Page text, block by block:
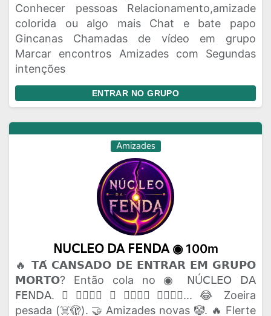
Conhecer pessoas Relacionamento,amizade
colorida ou algo mais Chat e bate papo
Gincanas Chamadas de vídeo em grupo
Marcar encontros Amizades com Segundas
intenções
ENTRAR NO GRUPO
Amizades
𝖭𝖴𝖢𝖫𝖤𝖮 𝖣𝖠 𝖥𝖤𝖭𝖣𝖠 ◉ 100m
🔥 𝗧𝗔́ 𝗖𝗔𝗡𝗦𝗔𝗗𝗢 𝗗𝗘 𝗘𝗡𝗧𝗥𝗔𝗥 𝗘𝗠 𝗚𝗥𝗨𝗣𝗢
𝗠𝗢𝗥𝗧𝗢? Então cola no ◉ 𝖭Ú𝖢𝖫𝖤𝖮 𝖣𝖠
𝖥𝖤𝖭𝖣𝖠. 🫟 𝗔𝗤𝗨𝗜 𝗢 𝗣𝗔𝗣𝗢 𝗙𝗟𝗨𝗜... 😂 Zoeira
pesada (☠️🫣). 🤝 Amizades novas 🤡. 🔥 Flerte